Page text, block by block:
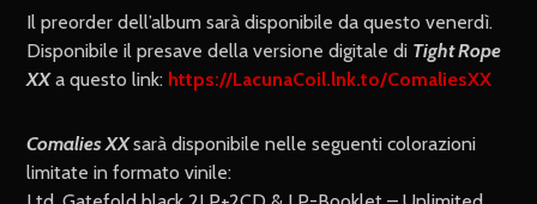
Il preorder dell’album sarà disponibile da questo venerdì.
Disponibile il presave della versione digitale di Tight Rope
XXa questo link: https://LacunaCoil.lnk.to/ComaliesXX
Comalies XXsarà disponibile nelle seguenti colorazioni
limitate in formato vinile: